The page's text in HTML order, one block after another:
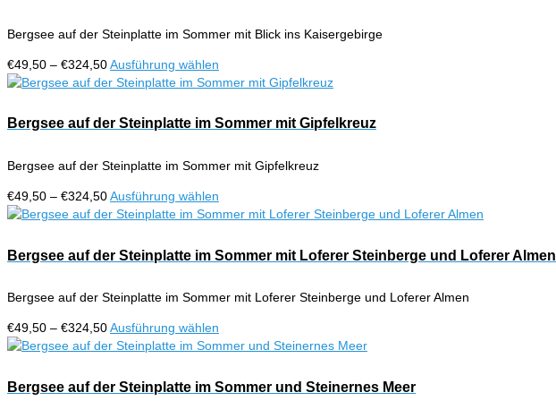
werden
Die
können
auf
Produktseite
werden
Bergsee auf der Steinplatte im Sommer mit Blick ins Kaisergebirge
€49,50 – €324,50Preisspanne:
€49,50
€324,50
Ausführung wählen
Produkt
mehrere
Varianten
Die
können
auf
Produktseite
werden
Bergsee auf der Steinplatte im Sommer mit Gipfelkreuz
Bergsee auf der Steinplatte im Sommer mit Gipfelkreuz
€49,50 – €324,50Preisspanne:
€49,50
€324,50
Ausführung wählen
Produkt
mehrere
Varianten
Die
können
auf
Produktseite
Bergsee auf der Steinplatte im Sommer mit Loferer Steinberge und Loferer Almen
Bergsee auf der Steinplatte im Sommer mit Loferer Steinberge und Loferer Almen
€49,50 – €324,50Preisspanne:
€49,50
€324,50
Ausführung wählen
Produkt
mehrere
Bergsee auf der Steinplatte im Sommer und Steinernes Meer